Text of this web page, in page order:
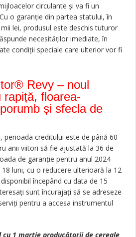
circulante și va fi un
o garanție din partea statului, în
lei, produsul este deschis tuturor
necesităților imediate, în
condiții speciale care ulterior vor fi
Revy – noul
rapiță, floarea-
și sfecla de
perioada creditului este de până 60
anii viitori să fie ajustată la 36 de
de garanție pentru anul 2024
luni, cu o reducere ulterioară la 12
începând cu data de 15
sunt încurajați să se adreseze
pentru a accesa instrumentul
cu 1 martie producătorii de cereale